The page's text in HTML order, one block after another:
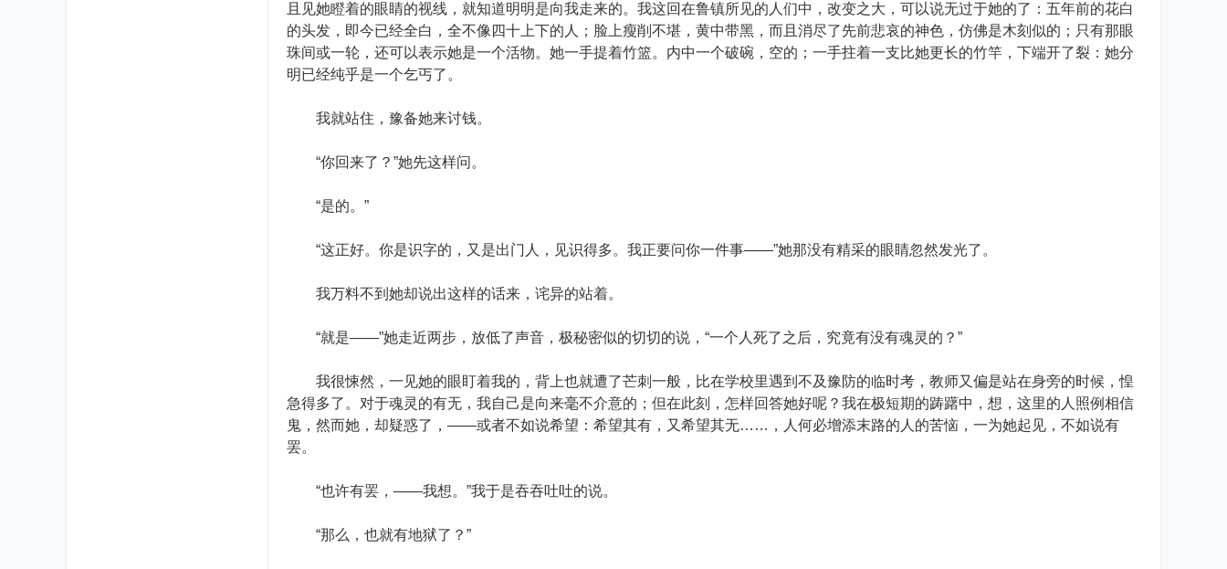
且见她瞪着的眼睛的视线，就知道明明是向我走来的。我这回在鲁镇所见的人们中，改变之大，可以说无过于她的了：五年前的花白
的头发，即今已经全白，全不像四十上下的人；脸上瘦削不堪，黄中带黑，而且消尽了先前悲哀的神色，仿佛是木刻似的；只有那眼
珠间或一轮，还可以表示她是一个活物。她一手提着竹篮。内中一个破碗，空的；一手拄着一支比她更长的竹竿，下端开了裂：她分
明已经纯乎是一个乞丐了。
我就站住，豫备她来讨钱。
“你回来了？”她先这样问。
“是的。”
“这正好。你是识字的，又是出门人，见识得多。我正要问你一件事——”她那没有精采的眼睛忽然发光了。
我万料不到她却说出这样的话来，诧异的站着。
“就是——”她走近两步，放低了声音，极秘密似的切切的说，“一个人死了之后，究竟有没有魂灵的？”
我很悚然，一见她的眼盯着我的，背上也就遭了芒刺一般，比在学校里遇到不及豫防的临时考，教师又偏是站在身旁的时候，惶
急得多了。对于魂灵的有无，我自己是向来毫不介意的；但在此刻，怎样回答她好呢？我在极短期的踌躇中，想，这里的人照例相信
鬼，然而她，却疑惑了，——或者不如说希望：希望其有，又希望其无……，人何必增添末路的人的苦恼，一为她起见，不如说有
罢。
“也许有罢，——我想。”我于是吞吞吐吐的说。
“那么，也就有地狱了？”